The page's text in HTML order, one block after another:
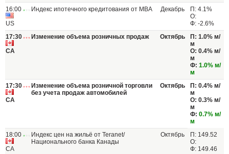
16:00
US
Индекс ипотечного кредитования от МВА Декабрь
П: 4.1%
О:
Ф: -2.6%
17:30
CA
Изменение объема розничных продаж Октябрь
П: 1.0% м/
м
О: 0.4% м/
м
Ф: 1.0% м/
м
17:30
CA
Изменение объема розничной торговли
без учета продаж автомобилей
Октябрь
П: 0.4% м/
м
О: 0.3% м/
м
Ф: 0.7% м/
м
18:00
CA
Индекс цен на жильё от Teranet/
Национального банка Канады
Октябрь
П: 149.52
О:
Ф: 149.46